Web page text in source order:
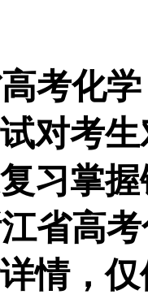
考化
对考
习掌
省高
情，